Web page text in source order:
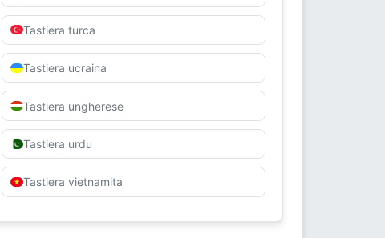
Tastiera turca
Tastiera ucraina
Tastiera ungherese
Tastiera urdu
Tastiera vietnamita